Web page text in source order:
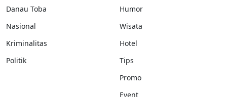
Danau Toba
Nasional
Kriminalitas
Politik
Humor
Wisata
Hotel
Tips
Promo
Event